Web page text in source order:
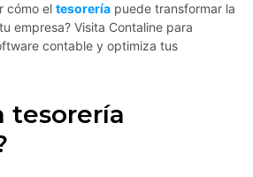
cómo el tesorería puede transformar la
empresa? Visita Contaline para
contable y optimiza tus
tesorería